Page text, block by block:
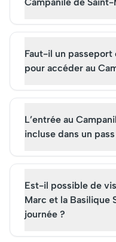
Faut-il un passeport
pour accéder au
L’entrée au
incluse dans un
Est-il possible de
Marc et la Basilique
journée ?